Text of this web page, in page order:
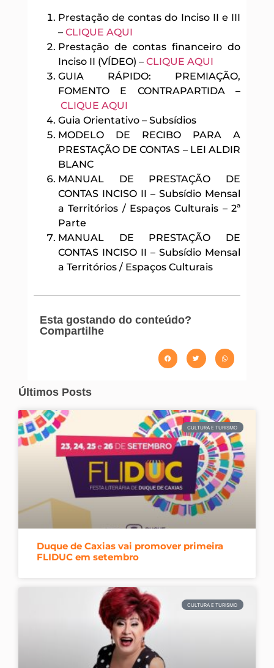
Prestação de contas do Inciso II e III
– CLIQUE AQUI
Prestação de contas financeiro do
Inciso II (VÍDEO) – CLIQUE AQUI
GUIA RÁPIDO: PREMIAÇÃO,
FOMENTO E CONTRAPARTIDA –
CLIQUE AQUI
Guia Orientativo – Subsídios
MODELO DE RECIBO PARA A
PRESTAÇÃO DE CONTAS – LEI ALDIR
BLANC
MANUAL DE PRESTAÇÃO DE
CONTAS INCISO II – Subsídio Mensal
a Territórios / Espaços Culturais – 2ª
Parte
MANUAL DE PRESTAÇÃO DE
CONTAS INCISO II – Subsídio Mensal
a Territórios / Espaços Culturais
Esta gostando do conteúdo?
Compartilhe
Últimos Posts
CULTURA E TURISMO
Duque de Caxias vai promover primeira
FLIDUC em setembro
CULTURA E TURISMO